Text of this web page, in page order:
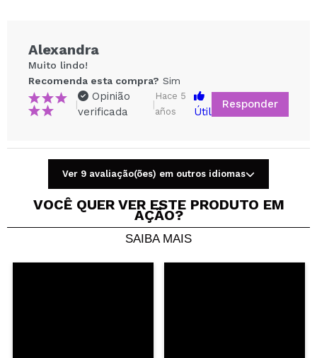
Compartilhar um vídeo ou uma foto
Seu vídeo pode ser o primeiro. Imagine isso...
Recomenda esta compra?
5/5
Alexandra
Muito lindo!
Recomenda esta compra? Sim
|
Opinião
verificada
|
Hace 5
años
Útil
Responder
Ver 9 avaliação(ões) em outros idiomas
VOCÊ QUER VER ESTE PRODUTO EM
AÇÃO?
SAIBA MAIS